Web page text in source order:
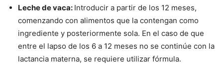
Leche de vaca: Introducir a partir de los 12 meses,
comenzando con alimentos que la contengan como
ingrediente y posteriormente sola. En el caso de que
entre el lapso de los 6 a 12 meses no se continúe con la
lactancia materna, se requiere utilizar fórmula.